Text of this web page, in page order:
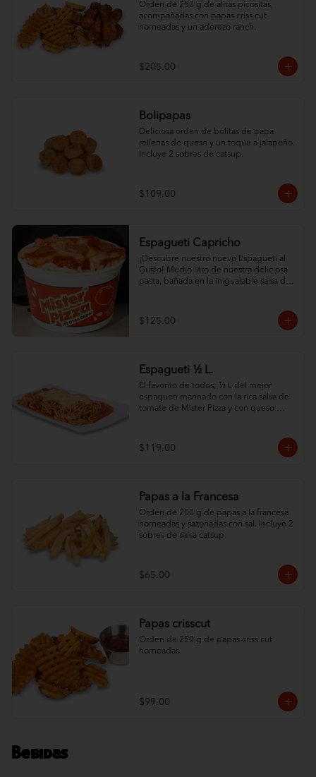
Orden de 250 g de alitas picositas,
acompañadas con papas criss cut
horneadas y un aderezo ranch.
$205.00
Bolipapas
Deliciosa orden de bolitas de papa
rellenas de queso y un toque a jalapeño.
Incluye 2 sobres de catsup.
$109.00
Espagueti Capricho
¡Descubre nuestro nuevo Espagueti al
Gusto! Medio litro de nuestra deliciosa
pasta, bañada en la inigualable salsa de
¡Puedes personalizarlo con tus 2
ingredientes favoritos! Elige entre una
$125.00
Espagueti ½ L.
El favorito de todos; ½ L del mejor
espagueti marinado con la rica salsa de
tomate de Mister Pizza y con queso
$119.00
Papas a la Francesa
Orden de 200 g de papas a la francesa
horneadas y sazonadas con sal. Incluye 2
sobres de salsa catsup.
$65.00
Papas crisscut
Orden de 250 g de papas criss cut
horneadas.
$99.00
Bebidas